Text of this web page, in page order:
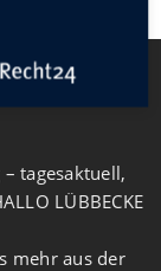
tagesaktuell,
LÜBBECKE
mehr aus der